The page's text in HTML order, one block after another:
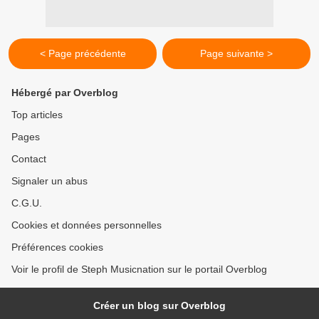
< Page précédente Page suivante >
Hébergé par Overblog
Top articles
Pages
Contact
Signaler un abus
C.G.U.
Cookies et données personnelles
Préférences cookies
Voir le profil de Steph Musicnation sur le portail Overblog
Créer un blog sur Overblog